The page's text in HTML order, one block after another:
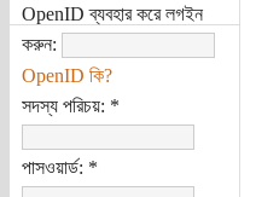
OpenID ব্যবহার করে লগইন
করুন:
OpenID কি?
সদস্য পরিচয়: *
পাসওয়ার্ড: *